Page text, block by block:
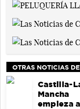
OTRAS NOTICIAS
Castilla-
Mancha
empieza a